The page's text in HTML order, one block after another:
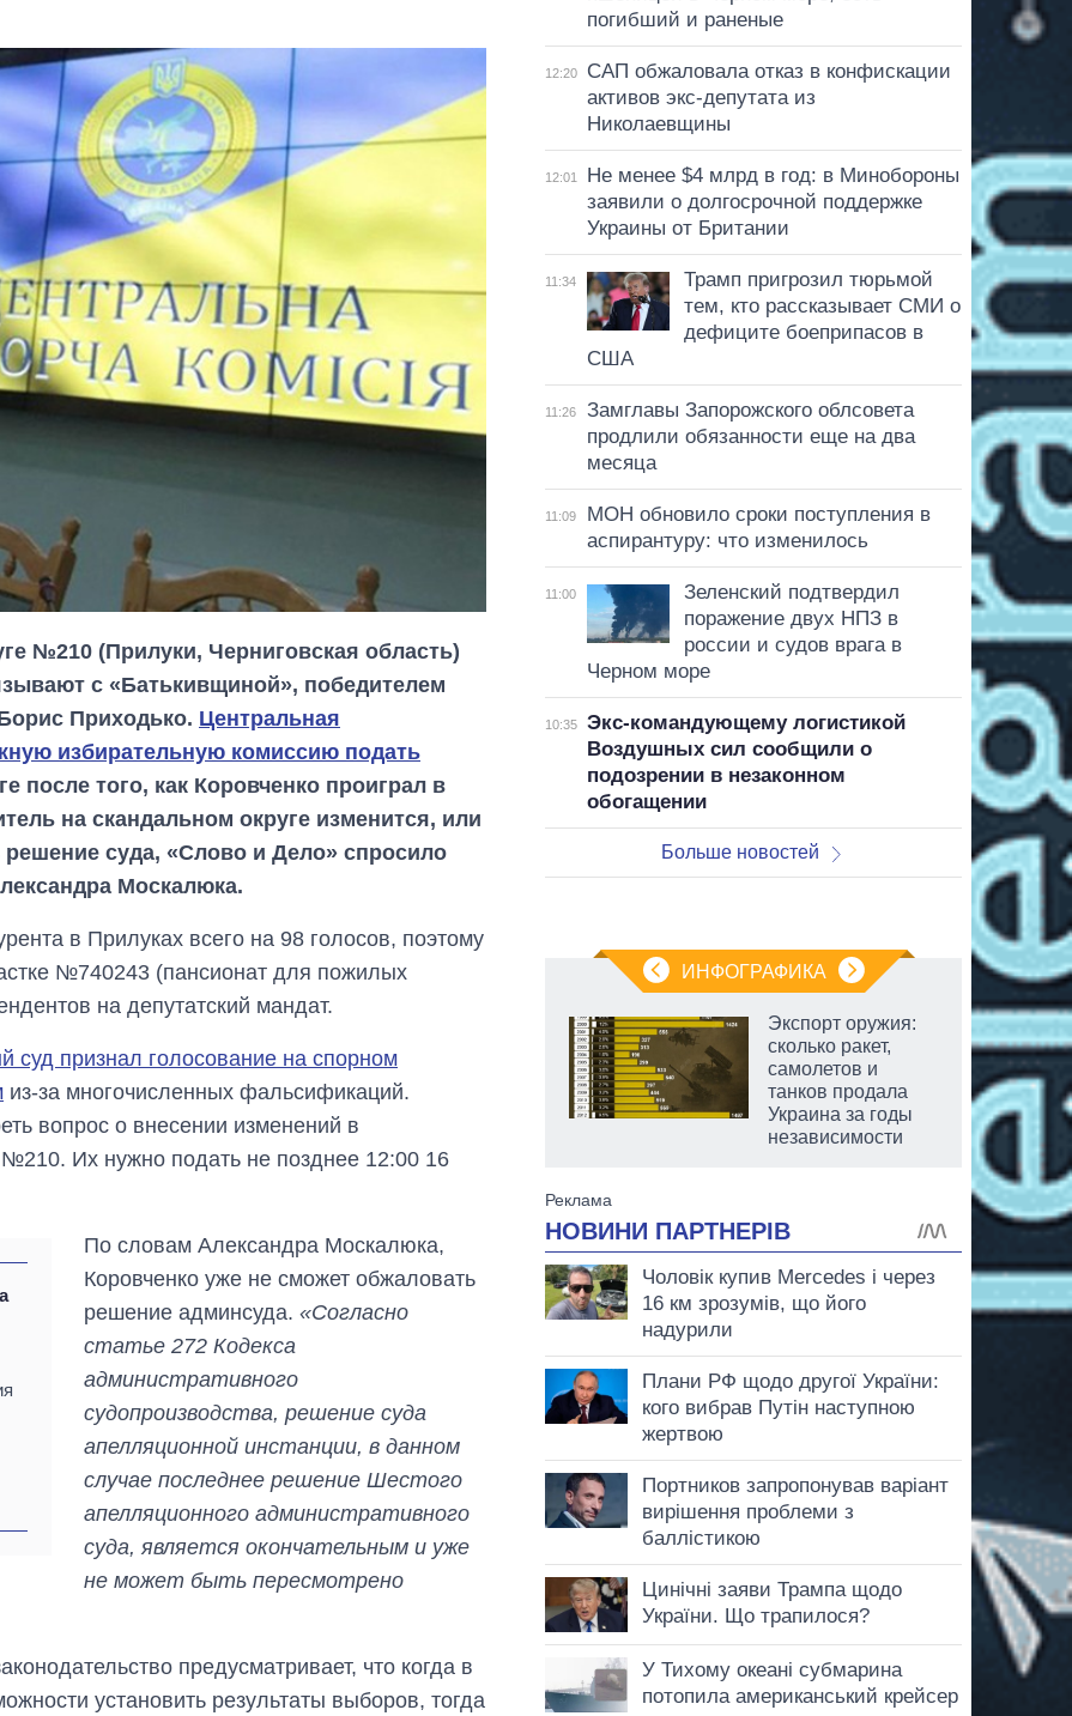
№210 (Прилуки, Черниговская область)
с «Батькивщиной», победителем
Приходько. Центральная
избирательную комиссию подать
после того, как Коровченко проиграл в
на скандальном округе изменится, или
суда, «Слово и Дело» спросило
Москалюка.
в Прилуках всего на 98 голосов, поэтому
№740243 (пансионат для пожилых
на депутатский мандат.
признал голосование на спорном
из-за многочисленных фальсификаций.
вопрос о внесении изменений в
Их нужно подать не позднее 12:00 16
По словам Александра Москалюка,
Коровченко уже не сможет обжаловать
решение админсуда.«Согласно
статье 272 Кодекса
административного
судопроизводства, решение суда
апелляционной инстанции, в данном
случае последнее решение Шестого
апелляционного административного
суда, является окончательным и уже
не может быть пересмотрено
предусматривает, что когда в
установить результаты выборов, тогда
погибший и раненые
12:20
САП обжаловала отказ в конфискации
активов экс-депутата из
Николаевщины
12:01
Не менее $4 млрд в год: в Минобороны
заявили о долгосрочной поддержке
Украины от Британии
11:34
Трамп пригрозил тюрьмой
тем, кто рассказывает СМИ о
дефиците боеприпасов в
США
11:26
Замглавы Запорожского облсовета
продлили обязанности еще на два
месяца
11:09
МОН обновило сроки поступления в
аспирантуру: что изменилось
11:00
Зеленский подтвердил
поражение двух НПЗ в
россии и судов врага в
Черном море
10:35
Экс-командующему логистикой
Воздушных сил сообщили о
подозрении в незаконном
обогащении
Больше новостей
ИНФОГРАФИКА
стоят и
зарабатывают
Экспорт оружия:
сколько ракет,
самолетов и
танков продала
Украина за годы
независимости